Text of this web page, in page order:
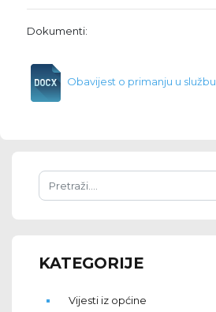
Dokumenti:
Obavijest o primanju u službu
KATEGORIJE
Vijesti iz općine